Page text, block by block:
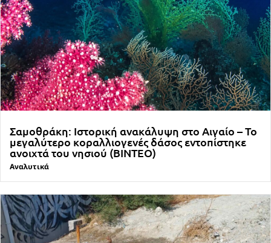
Σαμοθράκη: Ιστορική ανακάλυψη στο Αιγαίο – Το
μεγαλύτερο κοραλλιογενές δάσος εντοπίστηκε
ανοιχτά του νησιού (ΒΙΝΤΕΟ)
Αναλυτικά